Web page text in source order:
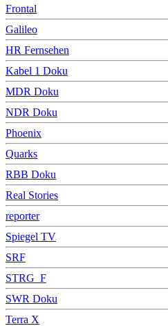
Frontal
Galileo
HR Fernsehen
Kabel 1 Doku
MDR Doku
NDR Doku
Phoenix
Quarks
RBB Doku
Real Stories
reporter
Spiegel TV
SRF
STRG_F
SWR Doku
Terra X